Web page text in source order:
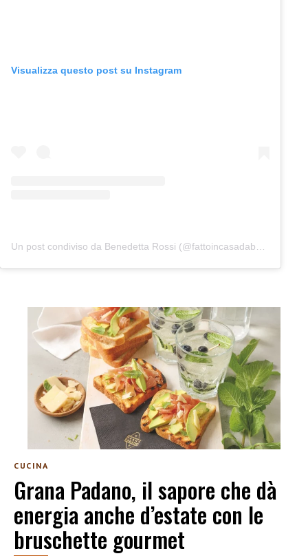
Visualizza questo post su Instagram
CUCINA
Grana Padano, il sapore che dà
energia anche d’estate con le
bruschette gourmet